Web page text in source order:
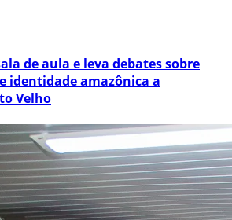
de aula e leva debates sobre
identidade amazônica a
Velho